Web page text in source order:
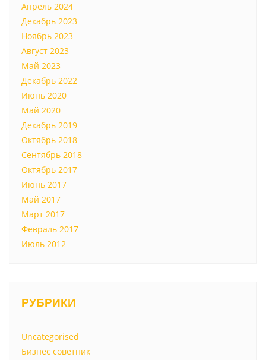
Апрель 2024
Декабрь 2023
Ноябрь 2023
Август 2023
Май 2023
Декабрь 2022
Июнь 2020
Май 2020
Декабрь 2019
Октябрь 2018
Сентябрь 2018
Октябрь 2017
Июнь 2017
Май 2017
Март 2017
Февраль 2017
Июль 2012
РУБРИКИ
Uncategorised
Бизнес советник